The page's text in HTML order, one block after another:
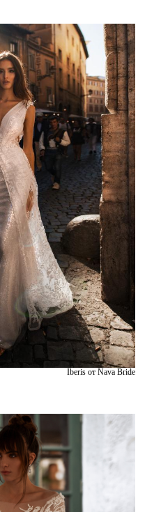
Iberis от Nava Bride